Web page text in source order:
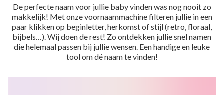
De perfecte naam voor jullie baby vinden was nog nooit zo
makkelijk! Met onze voornaammachine filteren jullie in een
paar klikken op beginletter, herkomst of stijl (retro, floraal,
bijbels…). Wij doen de rest! Zo ontdekken jullie snel namen
die helemaal passen bij jullie wensen. Een handige en leuke
tool om dé naam te vinden!